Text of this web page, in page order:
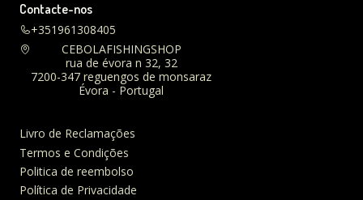
Contacte-nos
+351961308405
CEBOLAFISHINGSHOP
rua de évora n 32, 32
7200-347 reguengos de monsaraz
Évora - Portugal
Livro de Reclamações
Termos e Condições
Politica de reembolso
Política de Privacidade